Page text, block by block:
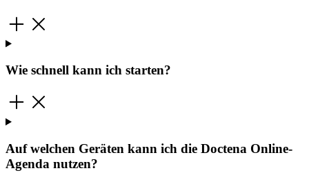
Wie schnell kann ich starten?
Auf welchen Geräten kann ich die Doctena Online-
Agenda nutzen?